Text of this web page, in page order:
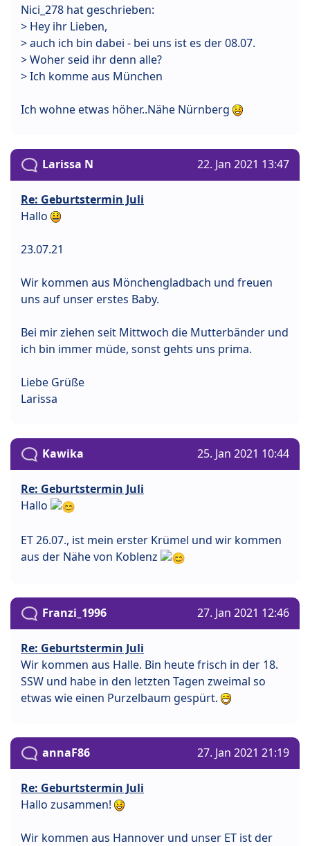
Nici_278 hat geschrieben:
> Hey ihr Lieben,
> auch ich bin dabei - bei uns ist es der 08.07.
> Woher seid ihr denn alle?
> Ich komme aus München
Ich wohne etwas höher..Nähe Nürnberg
Larissa N 22. Jan 2021 13:47
Re: Geburtstermin Juli
Hallo
23.07.21
Wir kommen aus Mönchengladbach und freuen
uns auf unser erstes Baby.
Bei mir ziehen seit Mittwoch die Mutterbänder und
ich bin immer müde, sonst gehts uns prima.
Liebe Grüße
Larissa
Kawika 25. Jan 2021 10:44
Re: Geburtstermin Juli
Hallo
ET 26.07., ist mein erster Krümel und wir kommen
aus der Nähe von Koblenz
Franzi_1996 27. Jan 2021 12:46
Re: Geburtstermin Juli
Wir kommen aus Halle. Bin heute frisch in der 18.
SSW und habe in den letzten Tagen zweimal so
etwas wie einen Purzelbaum gespürt.
annaF86 27. Jan 2021 21:19
Re: Geburtstermin Juli
Hallo zusammen!
Wir kommen aus Hannover und unser ET ist der